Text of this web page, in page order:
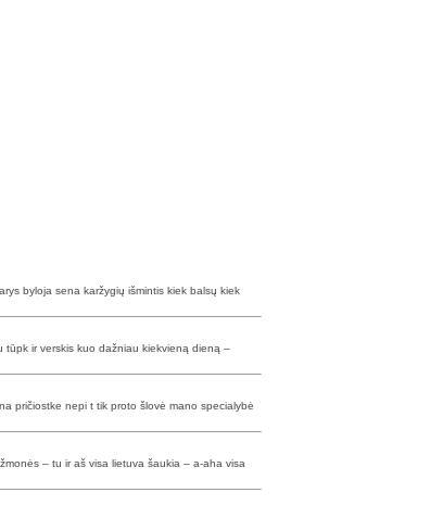
byloja sena karžygių išmintis kiek balsų kiek
tūpk ir verskis kuo dažniau kiekvieną dieną –
pričiostke nepi t tik proto šlovė mano specialybė
– tu ir aš visa lietuva šaukia – a-aha visa